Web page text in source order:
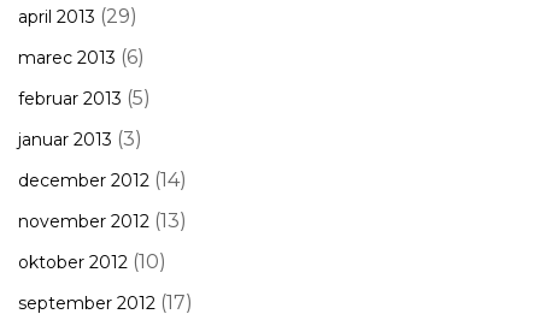
april 2013 (29)
marec 2013 (6)
februar 2013 (5)
januar 2013 (3)
december 2012 (14)
november 2012 (13)
oktober 2012 (10)
september 2012 (17)